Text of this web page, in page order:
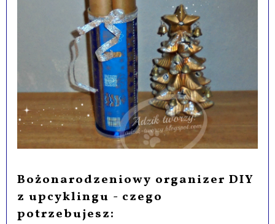
Bożonarodzeniowy organizer DIY
z upcyklingu - czego
potrzebujesz: